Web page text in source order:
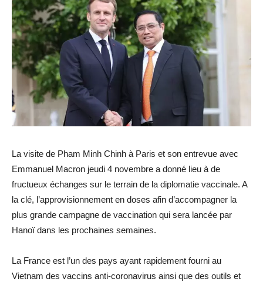
La visite de Pham Minh Chinh à Paris et son entrevue avec
Emmanuel Macron jeudi 4 novembre a donné lieu à de
fructueux échanges sur le terrain de la diplomatie vaccinale. A
la clé, l’approvisionnement en doses afin d’accompagner la
plus grande campagne de vaccination qui sera lancée par
Hanoï dans les prochaines semaines.
La France est l’un des pays ayant rapidement fourni au
Vietnam des vaccins anti-coronavirus ainsi que des outils et